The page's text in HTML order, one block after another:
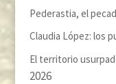
Pederastia, el
Claudia López: los
El territorio
2026